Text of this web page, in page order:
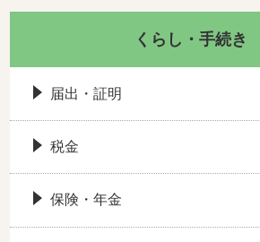
くらし・手続き
届出・証明
税金
保険・年金